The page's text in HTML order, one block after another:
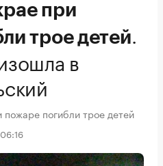
при
трое детей.
в
погибли трое детей